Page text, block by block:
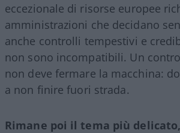
eccezionale di risorse europee
amministrazioni che decidano
anche controlli tempestivi e
non sono incompatibili. Un
non deve fermare la macchina:
a non finire fuori strada.
Rimane poi il tema più